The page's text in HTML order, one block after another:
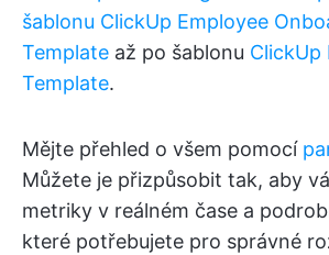
šablonu ClickUp Employee
Template až po šablonu ClickUp
Template.
Mějte přehled o všem pomocí
Můžete je přizpůsobit tak, aby
metriky v reálném čase a
které potřebujete pro správné